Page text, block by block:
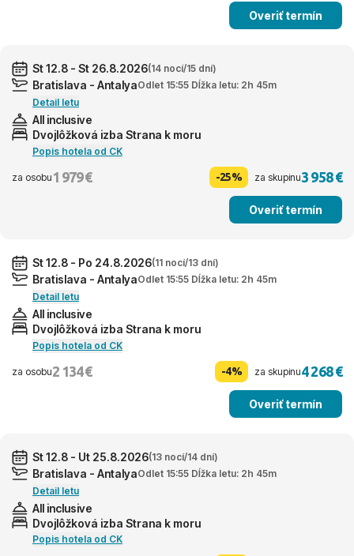
Overiť termín
St 12.8 - St 26.8.2026(14 nocí/15 dní)
Bratislava - AntalyaOdlet 15:55 Dĺžka letu: 2h 45m
Detail letu
All inclusive
Dvojlôžková izba Strana k moru
Popis hotela od CK
za osobu 1 979 € -25% za skupinu3 958 €
Overiť termín
St 12.8 - Po 24.8.2026(11 nocí/13 dní)
Bratislava - AntalyaOdlet 15:55 Dĺžka letu: 2h 45m
Detail letu
All inclusive
Dvojlôžková izba Strana k moru
Popis hotela od CK
za osobu2 134 € -4% za skupinu4 268 €
Overiť termín
St 12.8 - Ut 25.8.2026(13 nocí/14 dní)
Bratislava - AntalyaOdlet 15:55 Dĺžka letu: 2h 45m
Detail letu
All inclusive
Dvojlôžková izba Strana k moru
Popis hotela od CK